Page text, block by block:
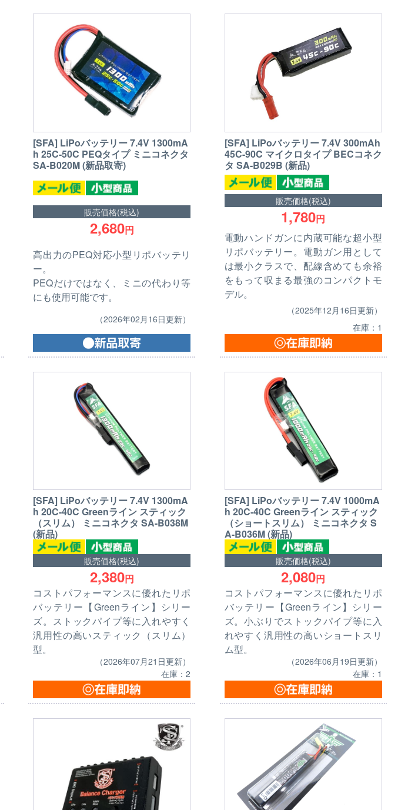
[SFA] LiPoバッテリー 7.4V 1300mA
h 25C-50C PEQタイプ ミニコネクタ
SA-B020M (新品取寄)
販売価格(税込)
2,680円
高出力のPEQ対応小型リポバッテリ
ー。
PEQだけではなく、ミニの代わり等
にも使用可能です。
（2026年02月16日更新）
[SFA] LiPoバッテリー 7.4V 300mAh
45C-90C マイクロタイプ BECコネク
タ SA-B029B (新品)
販売価格(税込)
1,780円
電動ハンドガンに内蔵可能な超小型
リポバッテリー。電動ガン用として
は最小クラスで、配線含めても余裕
をもって収まる最強のコンパクトモ
デル。
（2025年12月16日更新）
在庫：1
[SFA] LiPoバッテリー 7.4V 1300mA
h 20C-40C Greenライン スティック
（スリム） ミニコネクタ SA-B038M
(新品)
販売価格(税込)
2,380円
コストパフォーマンスに優れたリポ
バッテリー【Greenライン】シリー
ズ。ストックパイプ等に入れやすく
汎用性の高いスティック（スリム）
型。
（2026年07月21日更新）
在庫：2
[SFA] LiPoバッテリー 7.4V 1000mA
h 20C-40C Greenライン スティック
（ショートスリム） ミニコネクタ S
A-B036M (新品)
販売価格(税込)
2,080円
コストパフォーマンスに優れたリポ
バッテリー【Greenライン】シリー
ズ。小ぶりでストックパイプ等に入
れやすく汎用性の高いショートスリ
ム型。
（2026年06月19日更新）
在庫：1